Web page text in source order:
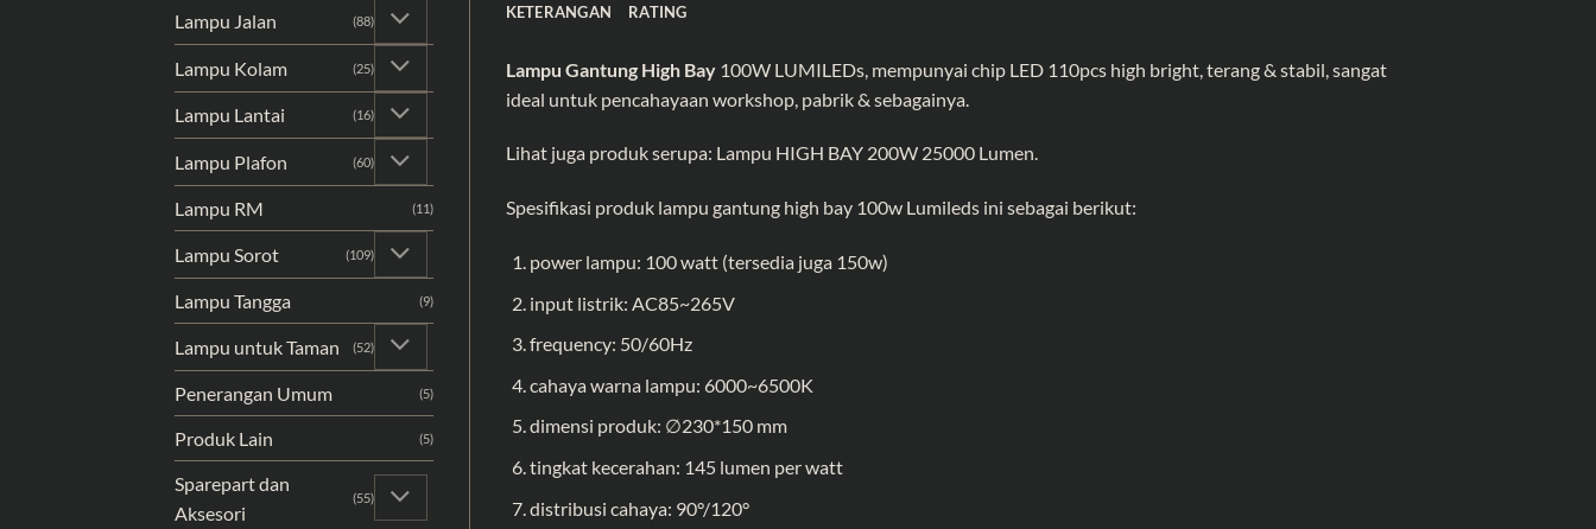
Lampu Jalan (88)
Lampu Kolam (25)
Lampu Lantai (16)
Lampu Plafon (60)
Lampu RM (11)
Lampu Sorot (109)
Lampu Tangga (9)
Lampu untuk Taman (52)
Penerangan Umum (5)
Produk Lain (5)
Sparepart dan
Aksesori
(55)
KETERANGAN RATING
Lampu Gantung High Bay100W LUMILEDs, mempunyai chip LED 110pcs high bright, terang & stabil, sangat
ideal untuk pencahayaan workshop, pabrik & sebagainya.
Lihat juga produk serupa: Lampu HIGH BAY 200W 25000 Lumen.
Spesifikasi produk lampu gantung high bay 100w Lumileds ini sebagai berikut:
power lampu: 100 watt (tersedia juga 150w)
input listrik: AC85~265V
frequency: 50/60Hz
cahaya warna lampu: 6000~6500K
dimensi produk: ∅230*150 mm
tingkat kecerahan: 145 lumen per watt
distribusi cahaya: 90°/120°